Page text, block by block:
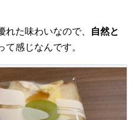
た味わいなので、
自然と
感じなんです。